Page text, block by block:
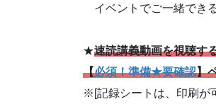
イベントでご一緒でき
★速読講義動画を視聴す
【必須！準備★要確認】
※[記録シートは、印刷が